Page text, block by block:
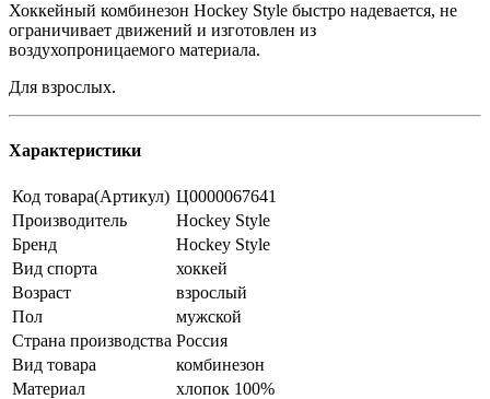
Хоккейный комбинезон Hockey Style быстро надевается, не
ограничивает движений и изготовлен из
воздухопроницаемого материала.
Для взрослых.
Характеристики
Код товара(Артикул) Ц0000067641
Производитель
Hockey Style
Бренд
Hockey Style
Вид спорта
хоккей
Возраст
взрослый
Пол
мужской
Страна производства Россия
Вид товара
комбинезон
Материал
хлопок 100%